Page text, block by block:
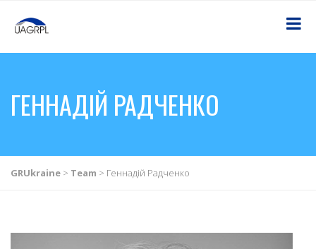
ГЕННАДІЙ РАДЧЕНКО
GRUkraine > Team > Геннадій Радченко